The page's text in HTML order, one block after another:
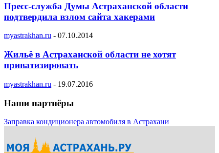
Пресс-служба Думы Астраханской области
подтвердила взлом сайта хакерами
myastrakhan.ru - 07.10.2014
Жильё в Астраханской области не хотят
приватизировать
myastrakhan.ru - 19.07.2016
Наши партнёры
Заправка кондиционера автомобиля в Астрахани